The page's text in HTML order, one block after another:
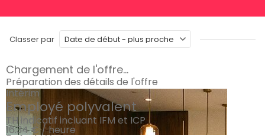
Classer par
Chargement de l'offre...
Préparation des détails de l'offre
Intérim
Employé polyvalent
TH indicatif incluant IFM et ICP
16.34 € / heure